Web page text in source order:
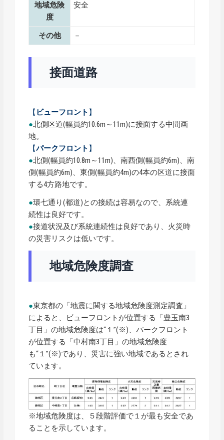
地域危険
度
安全
その他 －
接面道路
【 ビューフロント 】
●北側区道(幅員約10.6m～11m)に接面する中間画
地。
【パークフロント 】
●北側(幅員約10.8m～11m)、南西側(幅員約6m)、南
側(幅員約6m)、東側(幅員約4m)の4本の区道に接面
する4方路地です。
●環七通り(都道)との接続は容易なので、系統連
続性は良好です。
●接道状況及び系統連続性は良好であり、火災時
の災害リスクは低いです。
地域危険度調査
●東京都の「地震に関する地域危険度測定調査」
によると、ビューフロントが位置する「豊玉南3
丁目」の地域危険度は“１”(※)、パークフロント
が位置する「中村南3丁目」の地域危険度
も“１”(※)であり、災害に強い地域であるとされ
ています。
※地域危険度は、５段階評価で１が最も安全であ
ることを示しています。